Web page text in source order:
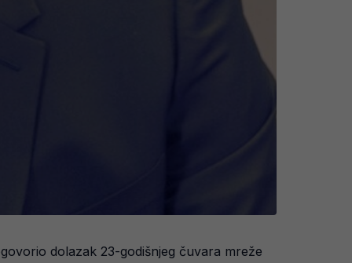
dolazak 23-godišnjeg čuvara mreže